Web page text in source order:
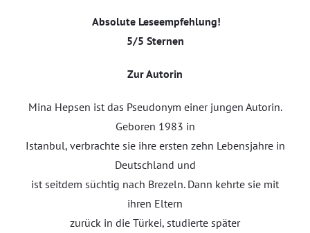
Absolute Leseempfehlung!
5/5 Sternen
Zur Autorin
Mina Hepsen ist das Pseudonym einer jungen Autorin.
Geboren 1983 in
Istanbul, verbrachte sie ihre ersten zehn Lebensjahre in
Deutschland und
ist seitdem süchtig nach Brezeln. Dann kehrte sie mit
ihren Eltern
zurück in die Türkei, studierte später